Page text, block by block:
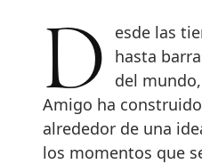
Desde las tierras rojas de Jalisco
hasta
del
Amigo ha
alrededor de una
los momentos que